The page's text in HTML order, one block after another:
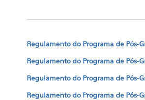
Regulamento do Programa de Pós-
Regulamento do Programa de Pós-
Regulamento do Programa de Pós-
Regulamento do Programa de Pós-